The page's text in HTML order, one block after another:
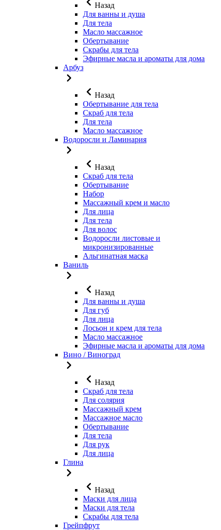
Назад
Для ванны и душа
Для тела
Масло массажное
Обертывание
Скрабы для тела
Эфирные масла и ароматы для дома
Арбуз
Назад
Обертывание для тела
Скраб для тела
Для тела
Масло массажное
Водоросли и Ламинария
Назад
Скраб для тела
Обертывание
Набор
Массажный крем и масло
Для лица
Для тела
Для волос
Водоросли листовые и
микронизированные
Альгинатная маска
Ваниль
Назад
Для ванны и душа
Для губ
Для лица
Лосьон и крем для тела
Масло массажное
Эфирные масла и ароматы для дома
Вино / Виноград
Назад
Скраб для тела
Для солярия
Массажный крем
Массажное масло
Обертывание
Для тела
Для рук
Для лица
Глина
Назад
Маски для лица
Маски для тела
Скрабы для тела
Грейпфрут